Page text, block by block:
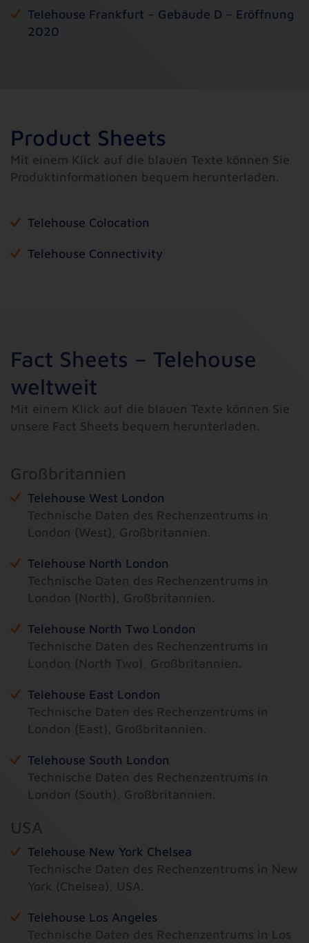
Telehouse Frankfurt – Gebäude D – Eröffnung
2020
Product Sheets
Mit einem Klick auf die blauen Texte können Sie
Produktinformationen bequem herunterladen.
Telehouse Colocation
Telehouse Connectivity
Fact Sheets – Telehouse
weltweit
Mit einem Klick auf die blauen Texte können Sie
unsere Fact Sheets bequem herunterladen.
Großbritannien
Telehouse West London
Technische Daten des Rechenzentrums in
London (West), Großbritannien.
Telehouse North London
Technische Daten des Rechenzentrums in
London (North), Großbritannien.
Telehouse North Two London
Technische Daten des Rechenzentrums in
London (North Two), Großbritannien.
Telehouse East London
Technische Daten des Rechenzentrums in
London (East), Großbritannien.
Telehouse South London
Technische Daten des Rechenzentrums in
London (South), Großbritannien.
USA
Telehouse New York Chelsea
Technische Daten des Rechenzentrums in New
York (Chelsea), USA.
Telehouse Los Angeles
Technische Daten des Rechenzentrums in Los